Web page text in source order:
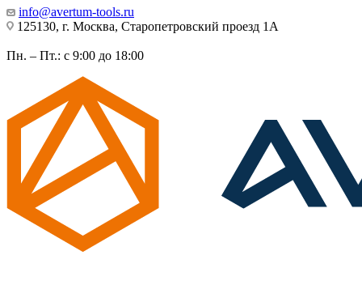
info@avertum-tools.ru
125130, г. Москва, Старопетровский проезд 1А
Пн. – Пт.: с 9:00 до 18:00